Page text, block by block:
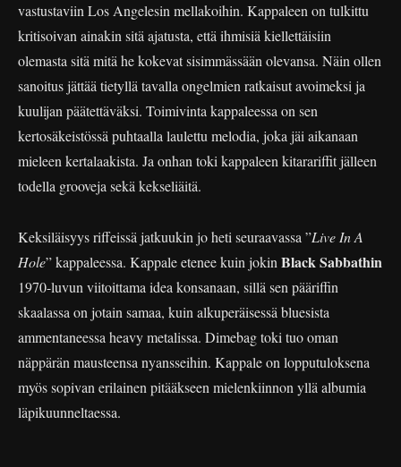
vastustaviin Los Angelesin mellakoihin. Kappaleen on tulkittu
kritisoivan ainakin sitä ajatusta, että ihmisiä kiellettäisiin
olemasta sitä mitä he kokevat sisimmässään olevansa. Näin ollen
sanoitus jättää tietyllä tavalla ongelmien ratkaisut avoimeksi ja
kuulijan päätettäväksi. Toimivinta kappaleessa on sen
kertosäkeistössä puhtaalla laulettu melodia, joka jäi aikanaan
mieleen kertalaakista. Ja onhan toki kappaleen kitarariffit jälleen
todella grooveja sekä kekseliäitä.
Keksiläisyys riffeissä jatkuukin jo heti seuraavassa ”Live In A
Hole” kappaleessa. Kappale etenee kuin jokin Black Sabbathin
1970-luvun viitoittama idea konsanaan, sillä sen pääriffin
skaalassa on jotain samaa, kuin alkuperäisessä bluesista
ammentaneessa heavy metalissa. Dimebag toki tuo oman
näppärän mausteensa nyansseihin. Kappale on lopputuloksena
myös sopivan erilainen pitääkseen mielenkiinnon yllä albumia
läpikuunneltaessa.